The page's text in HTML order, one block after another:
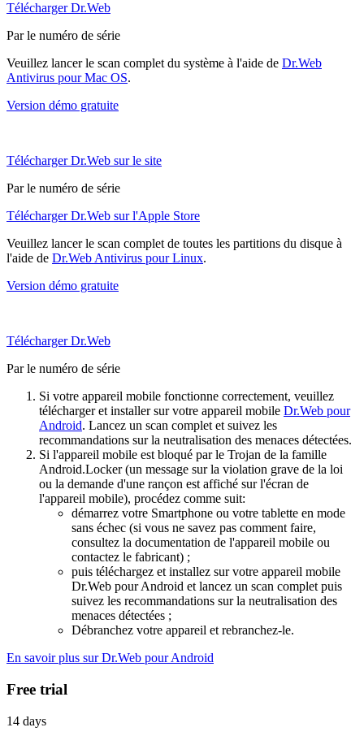
Télécharger Dr.Web
Par le numéro de série
Veuillez lancer le scan complet du système à l'aide de Dr.Web
Antivirus pour Mac OS.
Version démo gratuite
Télécharger Dr.Web sur le site
Par le numéro de série
Télécharger Dr.Web sur l'Apple Store
Veuillez lancer le scan complet de toutes les partitions du disque à
l'aide de Dr.Web Antivirus pour Linux.
Version démo gratuite
Télécharger Dr.Web
Par le numéro de série
Si votre appareil mobile fonctionne correctement, veuillez
télécharger et installer sur votre appareil mobile Dr.Web pour
Android. Lancez un scan complet et suivez les
recommandations sur la neutralisation des menaces détectées.
Si l'appareil mobile est bloqué par le Trojan de la famille
Android.Locker (un message sur la violation grave de la loi
ou la demande d'une rançon est affiché sur l'écran de
l'appareil mobile), procédez comme suit:
démarrez votre Smartphone ou votre tablette en mode
sans échec (si vous ne savez pas comment faire,
consultez la documentation de l'appareil mobile ou
contactez le fabricant) ;
puis téléchargez et installez sur votre appareil mobile
Dr.Web pour Android et lancez un scan complet puis
suivez les recommandations sur la neutralisation des
menaces détectées ;
Débranchez votre appareil et rebranchez-le.
En savoir plus sur Dr.Web pour Android
Free trial
14 days